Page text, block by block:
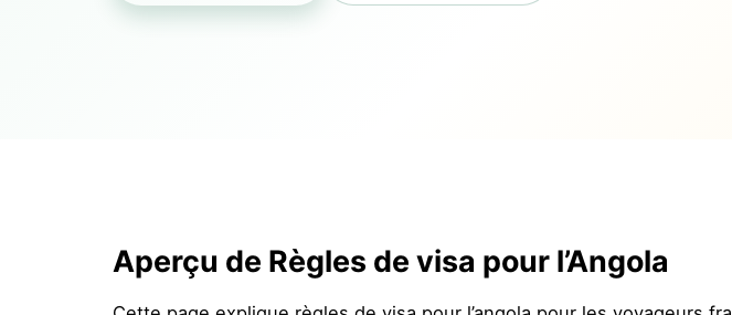
Aperçu de Règles de visa pour l’Angola